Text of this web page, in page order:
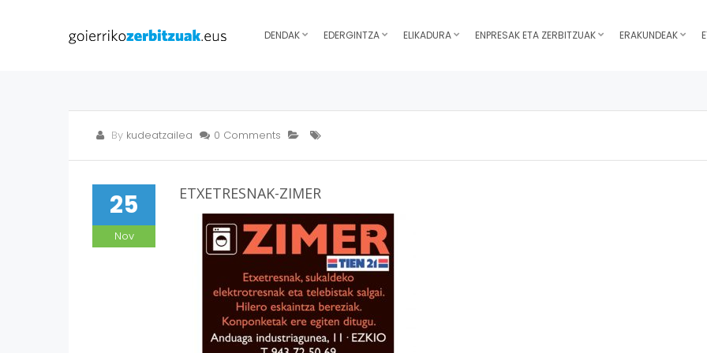
DENDAK EDERGINTZA ELIKADURA ENPRESAK ETA ZERBITZUAK ERAKUNDEAK
By kudeatzailea 0 Comments
25
Nov
ETXETRESNAK-ZIMER